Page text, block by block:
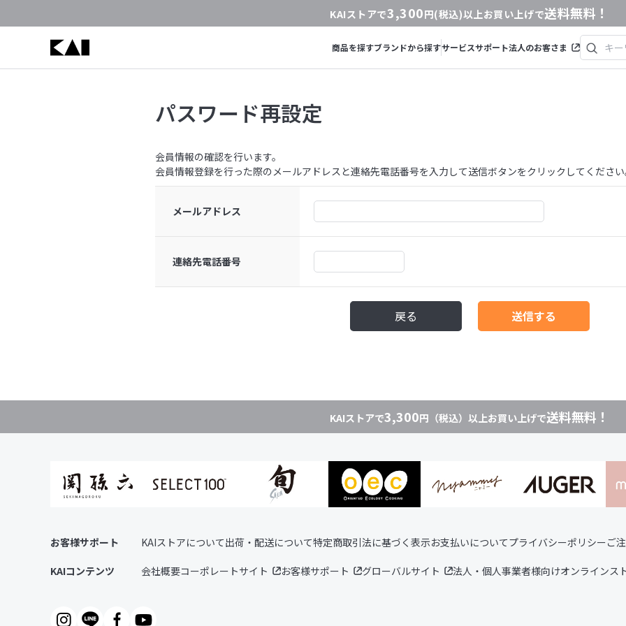
KAIストアで3,300円(税込)以上お買い上げで送料無料！
商品を探すブランドから探すサービスサポート法人のお客さま
パスワード再設定
会員情報の確認を行います。
会員情報登録を行った際のメールアドレスと連絡先電話番号を入力して送信ボタンをクリックしてくださ
メールアドレス
連絡先電話番号
戻る
KAIストアで3,300円（税込）以上お買い上げで送料無料！
お客様サポート KAIストアについて出荷・配送について特定商取引法に基づく表示お支払いについてプライバシーポリシーご
KAIコンテンツ 会社概要コーポレートサイト お客様サポート グローバルサイト 法人・個人事業者様向けオンラインス